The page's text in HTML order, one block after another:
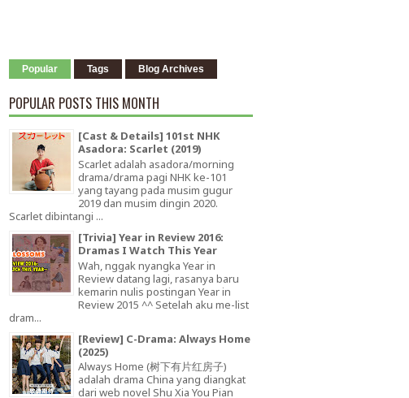
Popular Tags Blog Archives
POPULAR POSTS THIS MONTH
[Cast & Details] 101st NHK
Asadora: Scarlet (2019)
Scarlet adalah asadora/morning
drama/drama pagi NHK ke-101
yang tayang pada musim gugur
2019 dan musim dingin 2020.
Scarlet dibintangi ...
[Trivia] Year in Review 2016:
Dramas I Watch This Year
Wah, nggak nyangka Year in
Review datang lagi, rasanya baru
kemarin nulis postingan Year in
Review 2015 ^^ Setelah aku me-list
dram...
[Review] C-Drama: Always Home
(2025)
Always Home (树下有片红房子)
adalah drama China yang diangkat
dari web novel Shu Xia You Pian